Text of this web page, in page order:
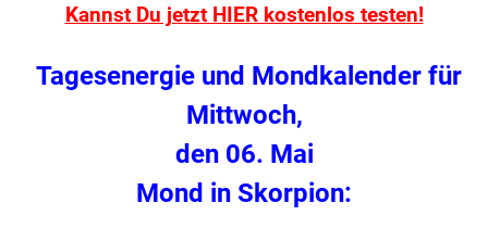
Kannst Du jetzt HIER kostenlos testen!
Tagesenergie und Mondkalender für
Mittwoch,
den 06. Mai
Mond in Skorpion: